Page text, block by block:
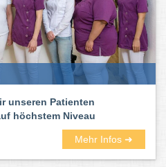
unseren Patienten
höchstem Niveau
Mehr Infos ➜